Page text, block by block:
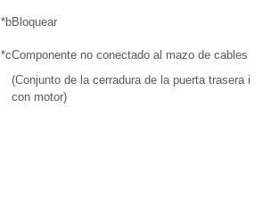
*bBloquear
*cComponente no conectado al mazo de cables
(Conjunto de la cerradura de la puerta trasera
con motor)